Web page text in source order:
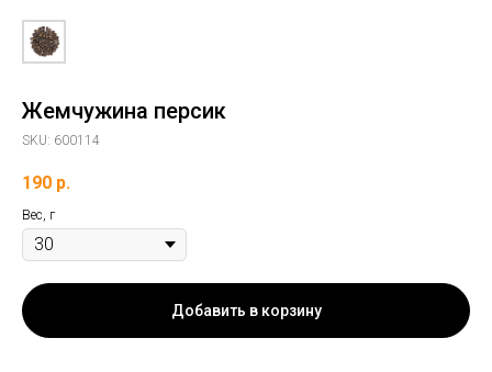
Жемчужина персик
SKU: 600114
190 р.
Вес, г
Добавить в корзину